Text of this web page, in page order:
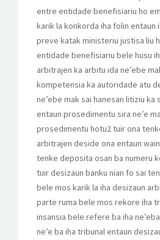
entre entidade benefisiariu ho
karik la konkorda iha folin entaun
preve katak ministeriu justisa liu
entidade benefisiariu bele husu
arbitrajen ka arbitu ida ne’ebe
kompetensia ka autoridade atu
ne’ebe mak sai hanesan litiziu ka
entaun prosedimentu sira ne’e
prosedimentu hotu2 tuir ona
arbitrajen deside ona entaun
tenke deposita osan ba numeru
tuir desizaun banku nian fo sai
bele mos karik la iha desizaun
parte ruma bele mos rekore iha
insansia bele refere ba iha
ne’e ba iha tribunal entaun